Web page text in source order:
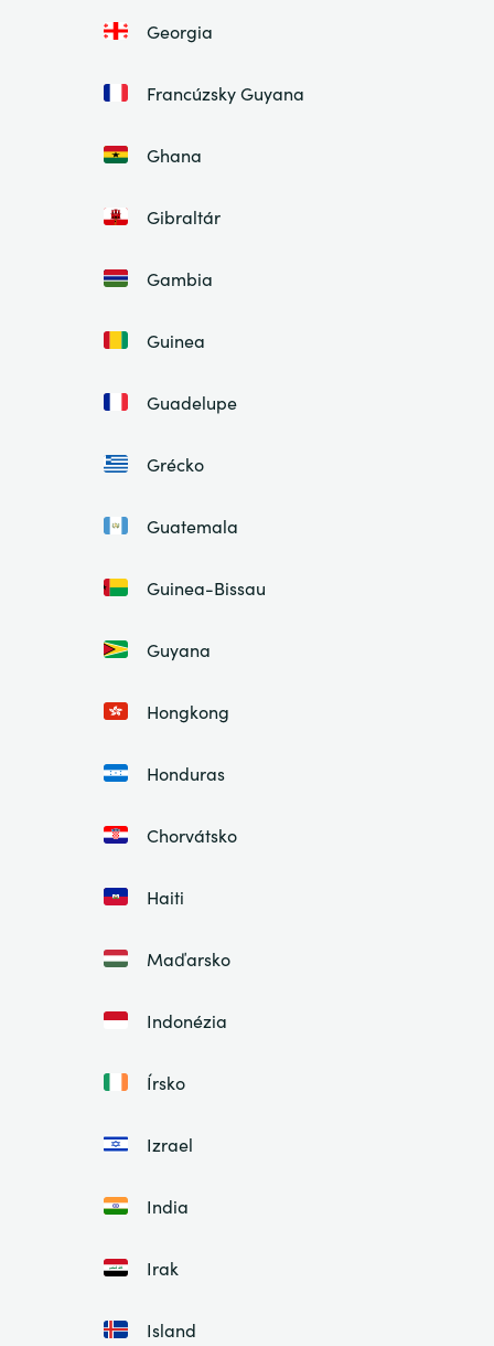
Georgia
Francúzsky Guyana
Ghana
Gibraltár
Gambia
Guinea
Guadelupe
Grécko
Guatemala
Guinea-Bissau
Guyana
Hongkong
Honduras
Chorvátsko
Haiti
Maďarsko
Indonézia
Írsko
Izrael
India
Irak
Island